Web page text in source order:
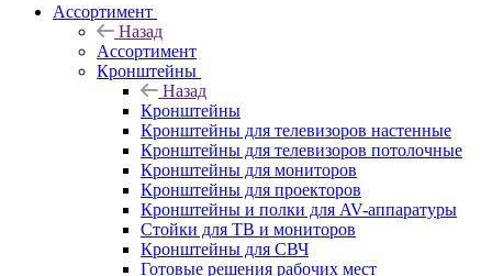
Ассортимент
Назад
Ассортимент
Кронштейны
Назад
Кронштейны
Кронштейны для телевизоров настенные
Кронштейны для телевизоров потолочные
Кронштейны для мониторов
Кронштейны для проекторов
Кронштейны и полки для AV-аппаратуры
Стойки для ТВ и мониторов
Кронштейны для СВЧ
Готовые решения рабочих мест